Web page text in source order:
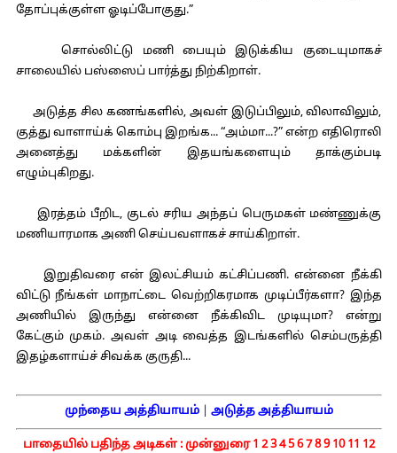
தோப்புக்குள்ள ஓடிப்போகுது.”
சொல்லிட்டு மணி பையும் இடுக்கிய குடையுமாகச்
சாலையில் பஸ்ஸைப் பார்த்து நிற்கிறாள்.
அடுத்த சில கணங்களில், அவள் இடுப்பிலும், விலாவிலும்,
குத்து வாளாய்க் கொம்பு இறங்க... “அம்மா...?” என்ற எதிரொலி
அனைத்து மக்களின் இதயங்களையும் தாக்கும்படி
எழும்புகிறது.
இரத்தம் பீறிட, குடல் சரிய அந்தப் பெருமகள் மண்ணுக்கு
மணியாரமாக அணி செய்பவளாகச் சாய்கிறாள்.
இறுதிவரை என் இலட்சியம் கட்சிப்பணி. என்னை நீக்கி
விட்டு நீங்கள் மாநாட்டை வெற்றிகரமாக முடிப்பீர்களா? இந்த
அணியில் இருந்து என்னை நீக்கிவிட முடியுமா? என்று
கேட்கும் முகம். அவள் அடி வைத்த இடங்களில் செம்பருத்தி
இதழ்களாய்ச் சிவக்க குருதி...
முந்தைய அத்தியாயம்| அடுத்த அத்தியாயம்
பாதையில் பதிந்த அடிகள் :முன்னுரை1 234567891011 12